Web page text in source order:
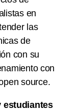
en
las
de
con su
con
source.
estudiantes